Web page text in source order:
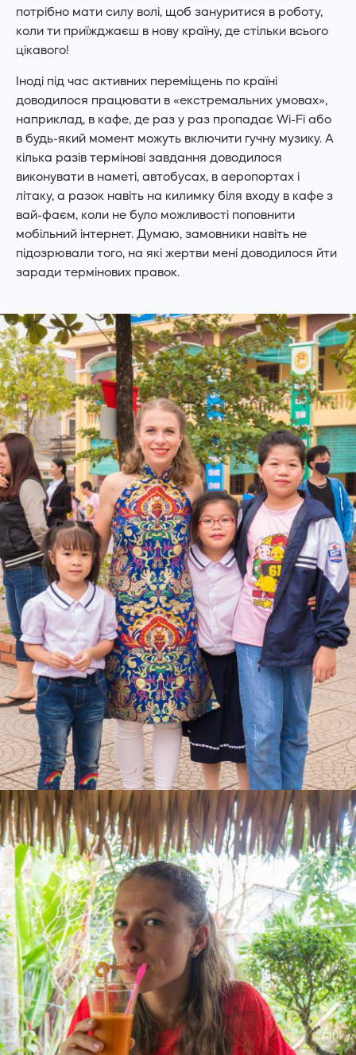
потрібно мати силу волі, щоб зануритися в роботу,
коли ти приїжджаєш в нову країну, де стільки всього
цікавого!
Іноді під час активних переміщень по країні
доводилося працювати в «екстремальних умовах»,
наприклад, в кафе, де раз у раз пропадає Wi-Fi або
в будь-який момент можуть включити гучну музику. А
кілька разів термінові завдання доводилося
виконувати в наметі, автобусах, в аеропортах і
літаку, а разок навіть на килимку біля входу в кафе з
вай-фаєм, коли не було можливості поповнити
мобільний інтернет. Думаю, замовники навіть не
підозрювали того, на які жертви мені доводилося йти
заради термінових правок.